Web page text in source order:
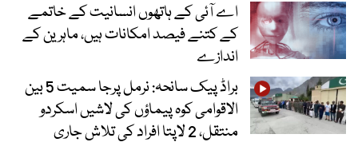
اے آئی کے ہاتھوں انسانیت کے خاتمے
کے کتنے فیصد امکانات ہیں، ماہرین کے
اندازے
براڈ پیک سانحہ: نرمل پرجا سمیت 5 بین
الاقوامی کوہ پیماؤں کی لاشیں اسکردو
منتقل، 2 لاپتا افراد کی تلاش جاری